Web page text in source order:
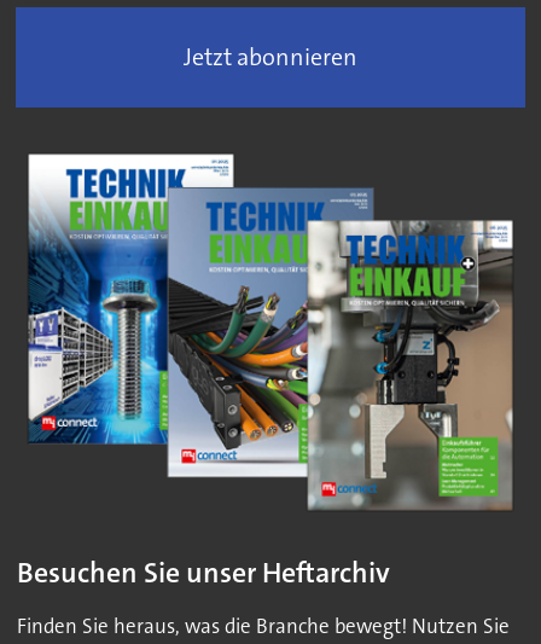
Jetzt abonnieren
Besuchen Sie unser Heftarchiv
Finden Sie heraus, was die Branche bewegt! Nutzen Sie